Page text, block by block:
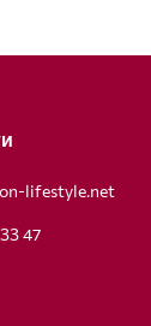
lifestyle.net
47